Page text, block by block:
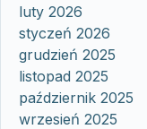
luty 2026
styczeń 2026
grudzień 2025
listopad 2025
październik 2025
wrzesień 2025